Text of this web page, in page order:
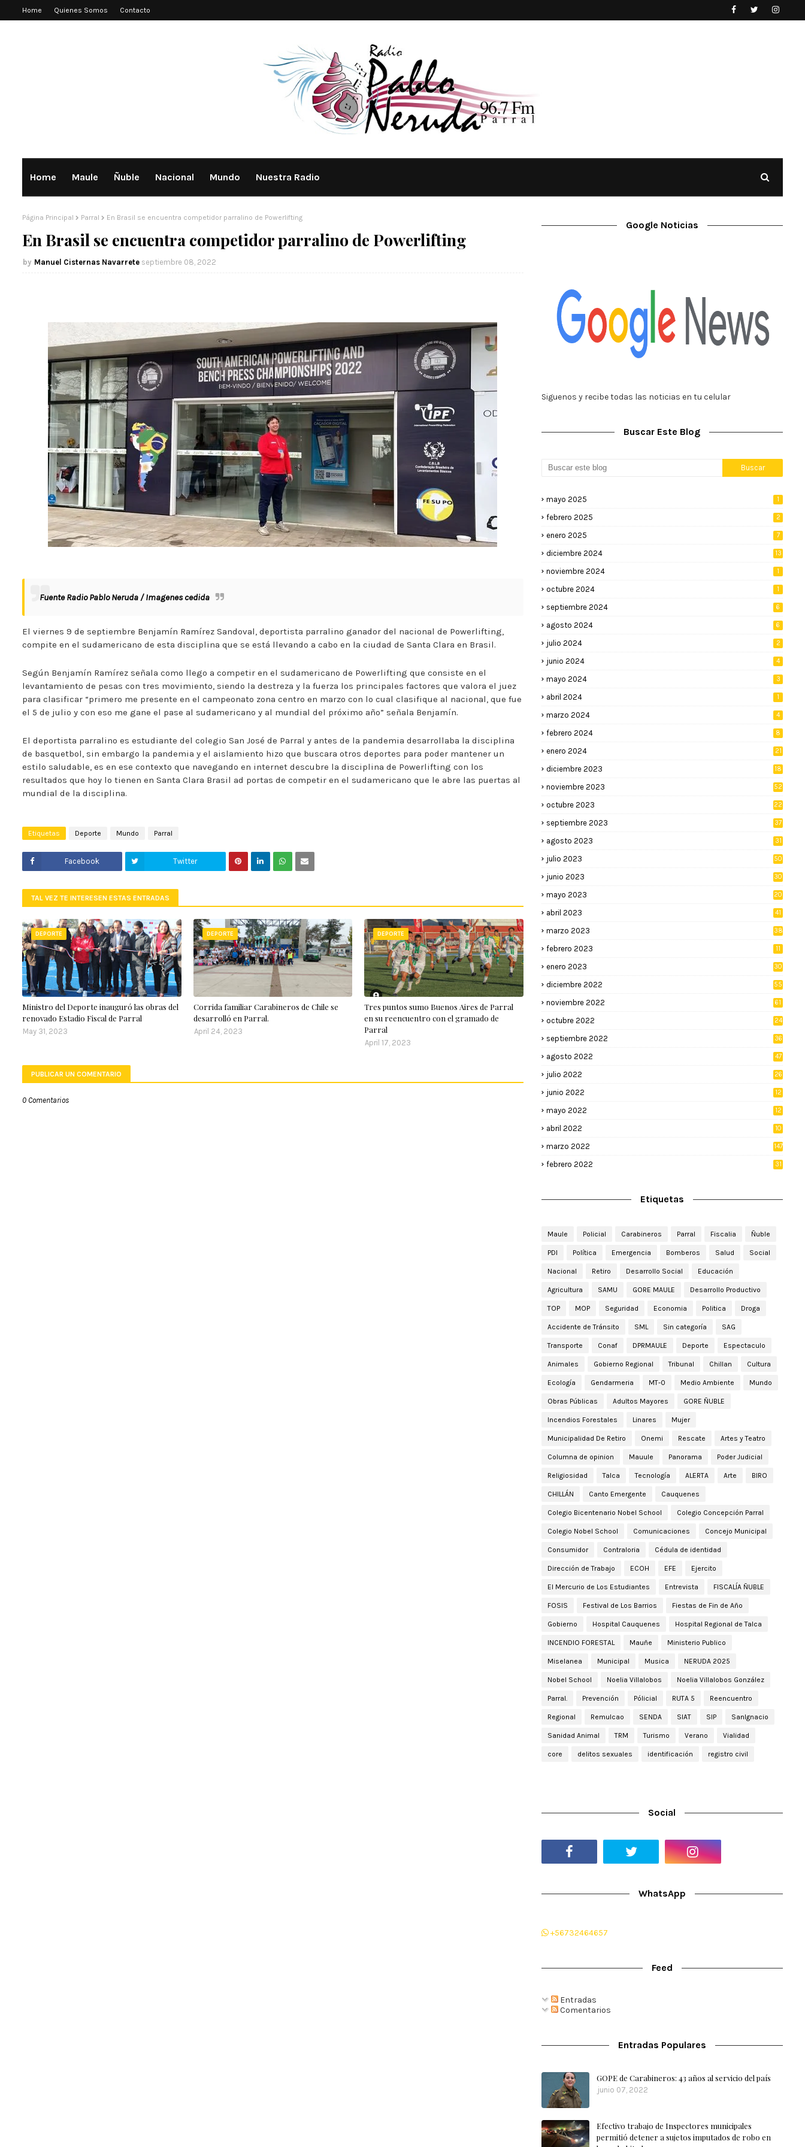
Home Quienes Somos Contacto
Home Maule Ñuble Nacional Mundo Nuestra Radio
Página Principal Parral En Brasil se encuentra competidor parralino de Powerlifting
En Brasil se encuentra competidor parralino de Powerlifting
Manuel Cisternas Navarrete septiembre 08, 2022
Fuente Radio Pablo Neruda / Imagenes cedida
El viernes 9 de septiembre Benjamín Ramírez Sandoval, deportista parralino ganador del nacional de Powerlifting,
compite en el sudamericano de esta disciplina que se está llevando a cabo en la ciudad de Santa Clara en Brasil.
Según Benjamín Ramírez señala como llego a competir en el sudamericano de Powerlifting que consiste en el
levantamiento de pesas con tres movimiento, siendo la destreza y la fuerza los principales factores que valora el juez
para clasificar “primero me presente en el campeonato zona centro en marzo con lo cual clasifique al nacional, que fue
el 5 de julio y con eso me gane el pase al sudamericano y al mundial del próximo año” señala Benjamín.
El deportista parralino es estudiante del colegio San José de Parral y antes de la pandemia desarrollaba la disciplina
de basquetbol, sin embargo la pandemia y el aislamiento hizo que buscara otros deportes para poder mantener un
estilo saludable, es en ese contexto que navegando en internet descubre la disciplina de Powerlifting con los
resultados que hoy lo tienen en Santa Clara Brasil ad portas de competir en el sudamericano que le abre las puertas al
mundial de la disciplina.
Etiquetas Deporte Mundo Parral
Facebook Twitter
TAL VEZ TE INTERESEN ESTAS ENTRADAS
DEPORTE
Ministro del Deporte inauguró las obras del
renovado Estadio Fiscal de Parral
May 31, 2023
DEPORTE
Corrida familiar Carabineros de Chile se
desarrolló en Parral.
April 24, 2023
DEPORTE
Tres puntos sumo Buenos Aires de Parral
en su reencuentro con el gramado de
Parral
April 17, 2023
PUBLICAR UN COMENTARIO
0 Comentarios
Google Noticias
Siguenos y recibe todas las noticias en tu celular
Buscar Este Blog
mayo 2025 1
febrero 2025 2
enero 2025 7
diciembre 2024 13
noviembre 2024 1
octubre 2024 1
septiembre 2024 6
agosto 2024 6
julio 2024 2
junio 2024 4
mayo 2024 3
abril 2024 1
marzo 2024 4
febrero 2024 8
enero 2024 21
diciembre 2023 18
noviembre 2023 52
octubre 2023 22
septiembre 2023 37
agosto 2023 31
julio 2023 50
junio 2023 30
mayo 2023 20
abril 2023 41
marzo 2023 38
febrero 2023 11
enero 2023 30
diciembre 2022 55
noviembre 2022 61
octubre 2022 24
septiembre 2022 36
agosto 2022 47
julio 2022 26
junio 2022
12
mayo 2022
12
abril 2022
10
marzo 2022 147
febrero 2022 31
Etiquetas
Maule Policial Carabineros Parral Fiscalia Ñuble
PDI Política Emergencia Bomberos Salud Social
Nacional Retiro Desarrollo Social Educación
Agricultura SAMU GORE MAULE Desarrollo Productivo
TOP MOP Seguridad Economia Politica Droga
Accidente de Tránsito SML Sin categoría SAG
Transporte Conaf DPRMAULE Deporte Espectaculo
Animales Gobierno Regional Tribunal Chillan Cultura
Ecología Gendarmeria MT-0 Medio Ambiente Mundo
Obras Públicas Adultos Mayores GORE ÑUBLE
Incendios Forestales Linares Mujer
Municipalidad De Retiro Onemi Rescate Artes y Teatro
Columna de opinion Mauule Panorama Poder Judicial
Religiosidad Talca Tecnología ALERTA Arte BIRO
CHILLÁN Canto Emergente Cauquenes
Colegio Bicentenario Nobel School Colegio Concepción Parral
Colegio Nobel School Comunicaciones Concejo Municipal
Consumidor Contraloria Cédula de identidad
Dirección de Trabajo ECOH EFE Ejercito
El Mercurio de Los Estudiantes Entrevista FISCALÍA ÑUBLE
FOSIS Festival de Los Barrios Fiestas de Fin de Año
Gobierno Hospital Cauquenes Hospital Regional de Talca
INCENDIO FORESTAL Mauñe Ministerio Publico
Miselanea Municipal Musica NERUDA 2025
Nobel School Noelia Villalobos Noelia Villalobos González
Parral. Prevención Pólicial RUTA 5 Reencuentro
Regional Remulcao SENDA SIAT SIP SanIgnacio
Sanidad Animal TRM Turismo Verano Vialidad
core delitos sexuales identificación registro civil
Social
WhatsApp
+56732464657
Feed
Entradas
Comentarios
Entradas Populares
GOPE de Carabineros: 43 años al servicio del país
junio 07, 2022
Efectivo trabajo de Inspectores municipales
permitió detener a sujetos imputados de robo en